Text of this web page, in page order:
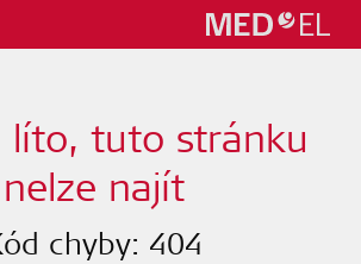
líto, tuto stránku
nelze najít
chyby: 404